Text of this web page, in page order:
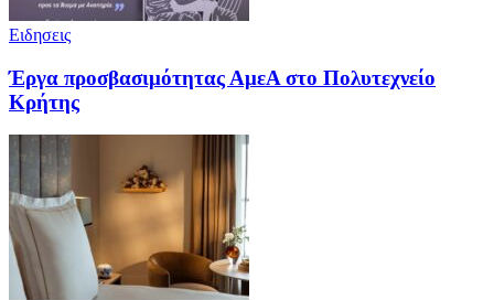
Ειδησεις
Έργα προσβασιμότητας ΑμεΑ στο Πολυτεχνείο
Κρήτης